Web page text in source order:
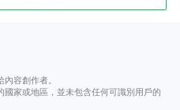
容創作者。
家或地區，並未包含任何可識別用戶的